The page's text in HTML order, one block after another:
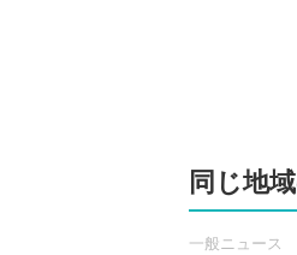
同じ地
一般ニュース